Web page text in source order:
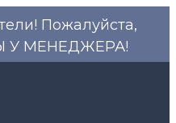
Пожалуйста,
У МЕНЕДЖЕРА!